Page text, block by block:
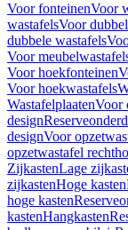
Voor fonteinenVoor
wastafelsVoor
dubbele wastafels
Voor
Voor hoekfonteinen
Voor hoekwastafels
WastafelplaatenVoor
design
designVoor
opzetwastafel
ZijkastenLage
zijkastenHoge kasten
hoge kasten
kastenHangkasten